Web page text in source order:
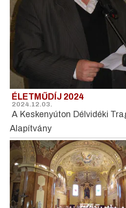
ÉLETMŰDÍJ 2024
2024.12.03.
A Keskenyúton Délvidéki
Alapítvány